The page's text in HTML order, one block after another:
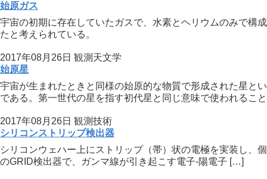
始原ガス
宇宙の初期に存在していたガスで、水素とヘリウムのみで構
たと考えられている。
2017年08月26日 観測天文学
始原星
宇宙が生まれたときと同様の始原的な物質で形成された星と
である。第一世代の星を指す初代星と同じ意味で使われるこ
2017年08月26日 観測技術
シリコンストリップ検出器
シリコンウェハー上にストリップ（帯）状の電極を実装し、
のGRID検出器で、ガンマ線が引き起こす電子-陽電子 […]